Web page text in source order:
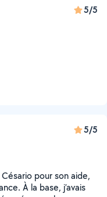
5/5
5/5
pour son aide,
À la base, j’avais